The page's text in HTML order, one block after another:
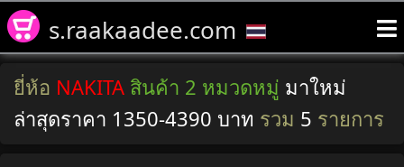
s.raakaadee.com
ยี่ห้อ NAKITA สินค้า 2 หมวดหมู่ มาใหม่
ล่าสุดราคา 1350-4390 บาท รวม 5 รายการ